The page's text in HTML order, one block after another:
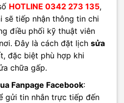
HOTLINE 0342 273 135,
sẽ tiếp nhận thông tin chi
điều phối kỹ thuật viên
Đây là cách đặt lịch sửa
đặc biệt phù hợp khi
chữa gấp.
Fanpage Facebook:
gửi tin nhắn trực tiếp đến